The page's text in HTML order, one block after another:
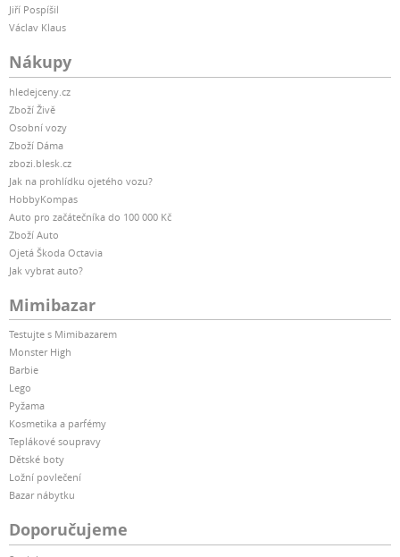
Jiří Pospíšil
Václav Klaus
Nákupy
hledejceny.cz
Zboží Živě
Osobní vozy
Zboží Dáma
zbozi.blesk.cz
Jak na prohlídku ojetého vozu?
HobbyKompas
Auto pro začátečníka do 100 000 Kč
Zboží Auto
Ojetá Škoda Octavia
Jak vybrat auto?
Mimibazar
Testujte s Mimibazarem
Monster High
Barbie
Lego
Pyžama
Kosmetika a parfémy
Teplákové soupravy
Dětské boty
Ložní povlečení
Bazar nábytku
Doporučujeme